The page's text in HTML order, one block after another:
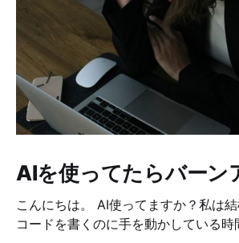
AIを使ってたらバーン
こんにちは。 AI使ってますか？私は結構使っています。
コードを書くのに手を動かしている時